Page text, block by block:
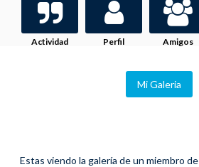
Actividad Perfil Amigos
Mi Galeria
Estas viendo la galería de un miembro